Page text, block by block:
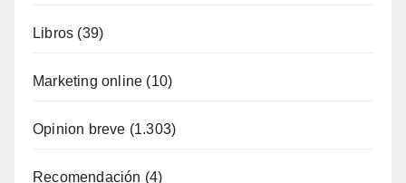
Libros (39)
Marketing online (10)
Opinion breve (1.303)
Recomendación (4)